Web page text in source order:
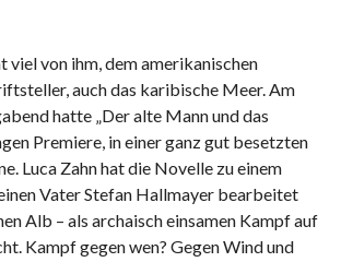
viel von ihm, dem amerikanischen
auch das karibische Meer. Am
hatte „Der alte Mann und das
Premiere, in einer ganz gut besetzten
Luca Zahn hat die Novelle zu einem
Vater Stefan Hallmayer bearbeitet
Alb – als archaisch einsamen Kampf auf
Kampf gegen wen? Gegen Wind und